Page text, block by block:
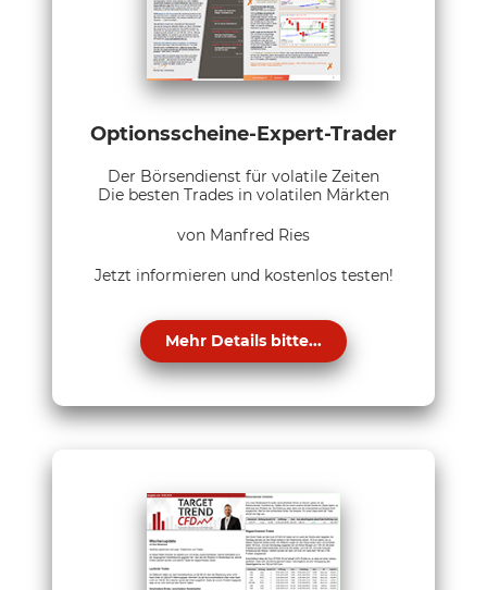
Optionsscheine-Expert-Trader
Der Börsendienst für volatile Zeiten
Die besten Trades in volatilen Märkten
von Manfred Ries
Jetzt informieren und kostenlos testen!
Mehr Details bitte...